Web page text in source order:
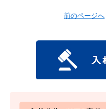
前のページへ